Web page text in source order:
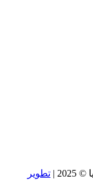
|
تطوير